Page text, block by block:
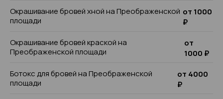
Окрашивание бровей хной на Преображенской
площади
от 1000
₽
Окрашивание бровей краской на
Преображенской площади
от
1000 ₽
Ботокс для бровей на Преображенской
площади
от 4000
₽